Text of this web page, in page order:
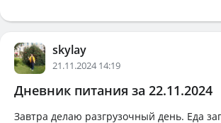
skylay
21.11.2024 14:19
Дневник питания за 22.11.2024
Завтра делаю разгрузочный день. Еда